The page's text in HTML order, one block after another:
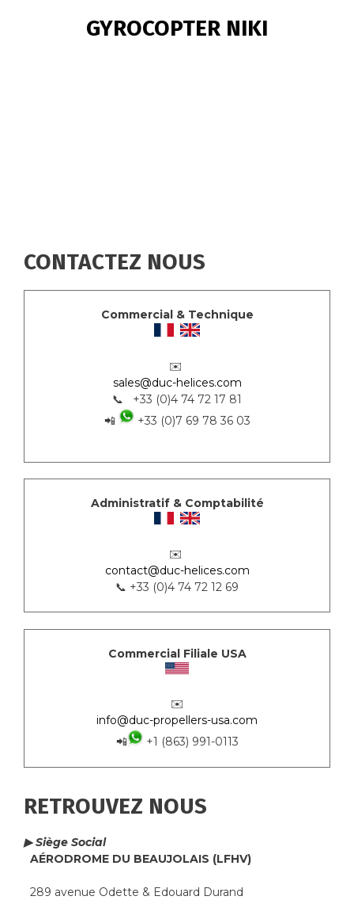
D'ARIANE
GYROCOPTER NIKI
CONTACTEZ NOUS
Commercial & Technique
✉️
sales@duc-helices.com
📞 +33 (0)4 74 72 17 81
📲
+33 (0)7 69 78 36 03
Administratif & Comptabilité
✉️
contact@duc-helices.com
📞 +33 (0)4 74 72 12 69
Commercial Filiale USA
✉️
info@duc-propellers-usa.com
📲
+1 (863) 991-0113
RETROUVEZ NOUS
▶ Siège Social
AÉRODROME DU BEAUJOLAIS (LFHV)
289 avenue Odette & Edouard Durand